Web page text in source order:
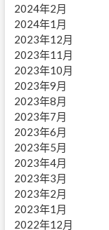
2024年2月
2024年1月
2023年12月
2023年11月
2023年10月
2023年9月
2023年8月
2023年7月
2023年6月
2023年5月
2023年4月
2023年3月
2023年2月
2023年1月
2022年12月